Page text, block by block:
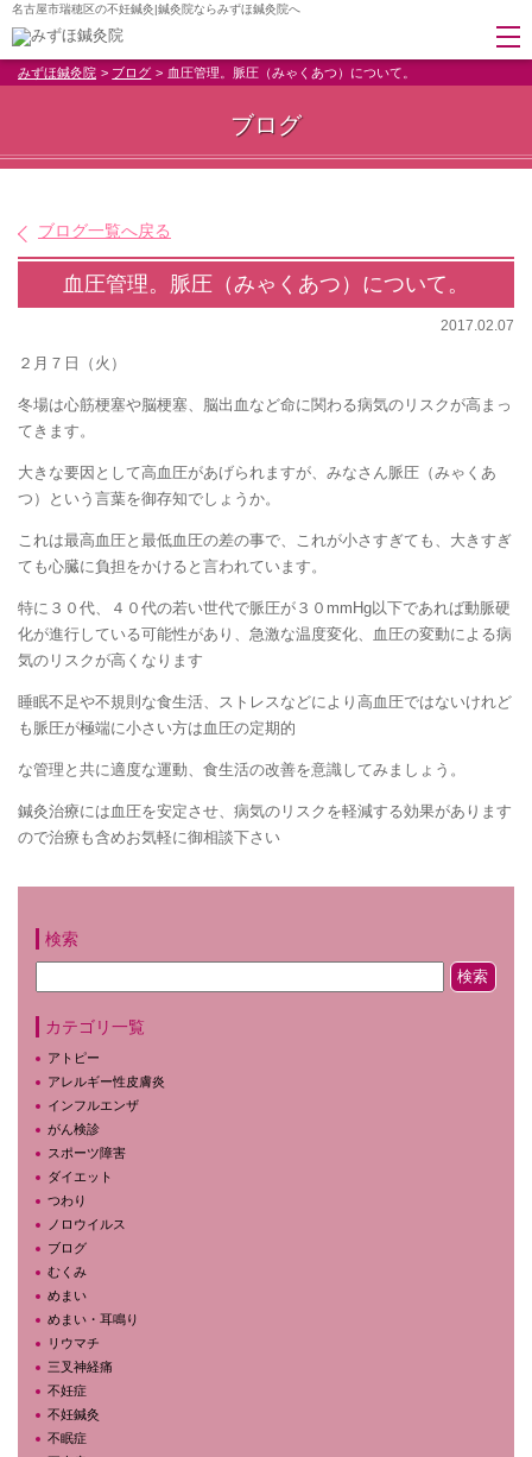
名古屋市瑞穂区の不妊鍼灸|鍼灸院ならみずほ鍼灸院へ
みずほ鍼灸院 ブログ 血圧管理。脈圧（みゃくあつ）について。
ブログ
ブログ一覧へ戻る
血圧管理。脈圧（みゃくあつ）について。
2017.02.07
２月７日（火）
冬場は心筋梗塞や脳梗塞、脳出血など命に関わる病気のリスクが高まっ
てきます。
大きな要因として高血圧があげられますが、みなさん脈圧（みゃくあ
つ）という言葉を御存知でしょうか。
これは最高血圧と最低血圧の差の事で、これが小さすぎても、大きすぎ
ても心臓に負担をかけると言われています。
特に３０代、４０代の若い世代で脈圧が３０mmHg以下であれば動脈硬
化が進行している可能性があり、急激な温度変化、血圧の変動による病
気のリスクが高くなります
睡眠不足や不規則な食生活、ストレスなどにより高血圧ではないけれど
も脈圧が極端に小さい方は血圧の定期的
な管理と共に適度な運動、食生活の改善を意識してみましょう。
鍼灸治療には血圧を安定させ、病気のリスクを軽減する効果があります
ので治療も含めお気軽に御相談下さい
検索
カテゴリ一覧
アトピー
アレルギー性皮膚炎
インフルエンザ
がん検診
スポーツ障害
ダイエット
つわり
ノロウイルス
ブログ
むくみ
めまい
めまい・耳鳴り
リウマチ
三叉神経痛
不妊症
不妊鍼灸
不眠症